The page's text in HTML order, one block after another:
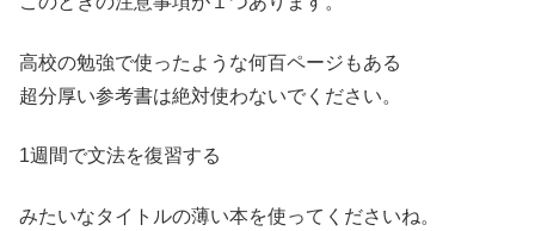
高校の勉強で使ったような何百ページもある
超分厚い参考書は絶対使わないでください。
1週間で文法を復習する
みたいなタイトルの薄い本を使ってくださいね。